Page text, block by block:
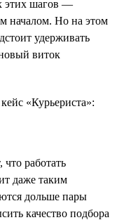
этих шагов —
началом. Но на этом
удерживать
виток
«Курьериста»:
работать
даже таким
дольше пары
качество подбора